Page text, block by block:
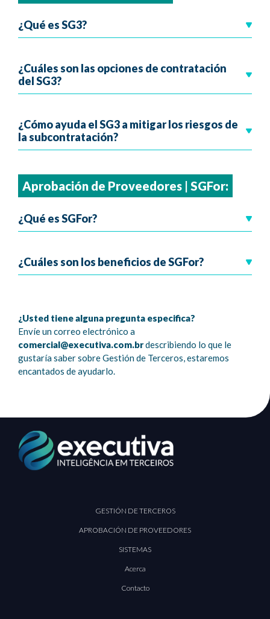
¿Qué es SG3?
¿Cuáles son las opciones de contratación
del SG3?
¿Cómo ayuda el SG3 a mitigar los riesgos de
la subcontratación?
Aprobación de Proveedores | SGFor:
¿Qué es SGFor?
¿Cuáles son los beneficios de SGFor?
¿Usted tiene alguna pregunta especifica?
Envíe un correo electrónico a
comercial@executiva.com.brdescribiendo lo que le
gustaría saber sobre Gestión de Terceros, estaremos
encantados de ayudarlo.
GESTIÓN DE TERCEROS
APROBACIÓN DE PROVEEDORES
SISTEMAS
Acerca
Contacto